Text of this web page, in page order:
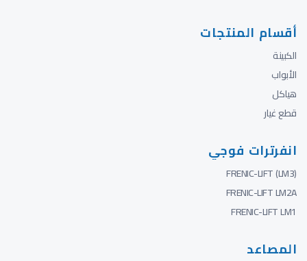
أقسام المنتجات
الكبينة
الأبواب
هياكل
قطع غيار
انفرترات فوجي
FRENIC-LIFT (LM3)
FRENIC-LIFT LM2A
FRENIC-LIFT LM1
المصاعد